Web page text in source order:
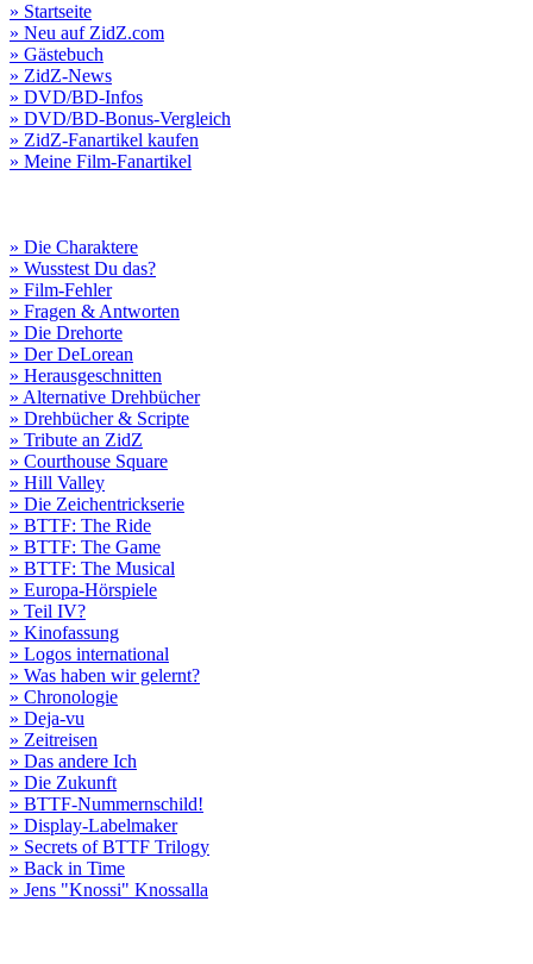
» Startseite
» Neu auf ZidZ.com
» Gästebuch
» ZidZ-News
» DVD/BD-Infos
» DVD/BD-Bonus-Vergleich
» ZidZ-Fanartikel kaufen
» Meine Film-Fanartikel
» Die Charaktere
» Wusstest Du das?
» Film-Fehler
» Fragen & Antworten
» Die Drehorte
» Der DeLorean
» Herausgeschnitten
» Alternative Drehbücher
» Drehbücher & Scripte
» Tribute an ZidZ
» Courthouse Square
» Hill Valley
» Die Zeichentrickserie
» BTTF: The Ride
» BTTF: The Game
» BTTF: The Musical
» Europa-Hörspiele
» Teil IV?
» Kinofassung
» Logos international
» Was haben wir gelernt?
» Chronologie
» Deja-vu
» Zeitreisen
» Das andere Ich
» Die Zukunft
» BTTF-Nummernschild!
» Display-Labelmaker
» Secrets of BTTF Trilogy
» Back in Time
» Jens "Knossi" Knossalla